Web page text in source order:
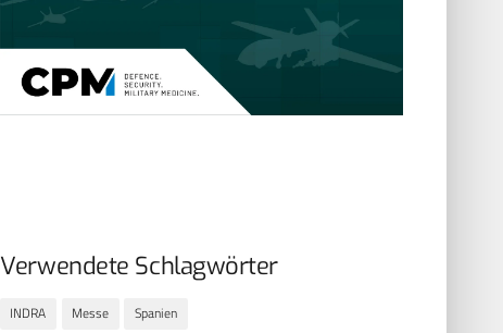
Verwendete Schlagwörter
INDRA Messe Spanien